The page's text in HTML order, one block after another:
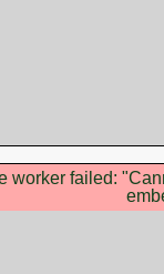
worker failed: